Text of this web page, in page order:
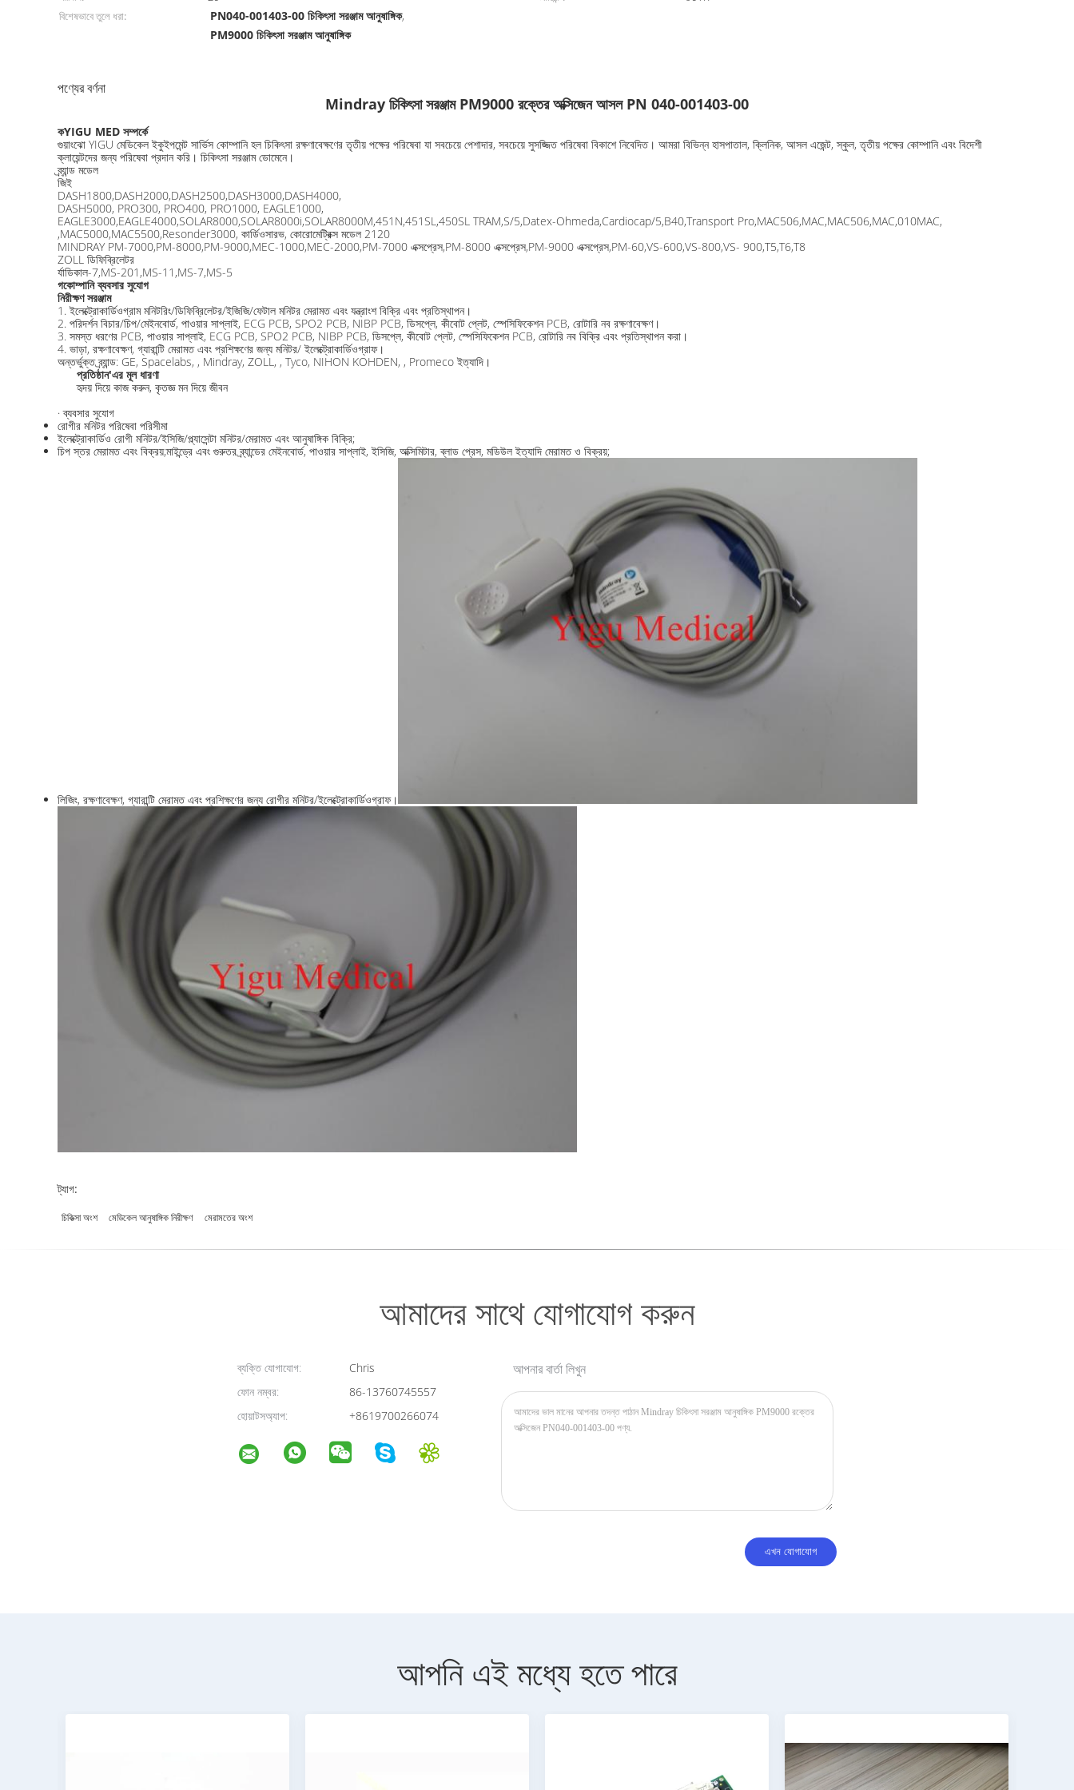
বিশেষভাবে তুলে ধরা:
PN040-001403-00 চিকিৎসা সরঞ্জাম আনুষাঙ্গিক,
PM9000 চিকিৎসা সরঞ্জাম আনুষাঙ্গিক
পণ্যের বর্ণনা
Mindray চিকিৎসা সরঞ্জাম PM9000 রক্তের অক্সিজেন আসল PN 040-001403-00
কYIGU MED সম্পর্কে
গুয়াংঝো YIGU মেডিকেল ইকুইপমেন্ট সার্ভিস কোম্পানি হল চিকিৎসা রক্ষণাবেক্ষণের তৃতীয় পক্ষের পরিষেবা যা সবচেয়ে পেশাদার, সবচেয়ে সুসজ্জিত পরিষেবা বিকাশে নিবেদিত। আমরা বিভিন্ন হাসপাতাল, ক্লিনিক, আসল এজেন্ট, স্কুল, তৃতীয় পক্ষের কোম্পানি এবং বিদেশী
ক্লায়েন্টদের জন্য পরিষেবা প্রদান করি। চিকিৎসা সরঞ্জাম ডোমেনে।
ব্র্যান্ড মডেল
জিই
DASH1800,DASH2000,DASH2500,DASH3000,DASH4000,
DASH5000, PRO300, PRO400, PRO1000, EAGLE1000,
EAGLE3000,EAGLE4000,SOLAR8000,SOLAR8000i,SOLAR8000M,451N,451SL,450SL TRAM,S/5,Datex-Ohmeda,Cardiocap/5,B40,Transport Pro,MAC506,MAC,MAC506,MAC,010MAC,
,MAC5000,MAC5500,Resonder3000, কার্ডিওসারভ, কোরোমেট্রিক্স মডেল 2120
MINDRAY PM-7000,PM-8000,PM-9000,MEC-1000,MEC-2000,PM-7000 এক্সপ্রেস,PM-8000 এক্সপ্রেস,PM-9000 এক্সপ্রেস,PM-60,VS-600,VS-800,VS- 900,T5,T6,T8
ZOLL ডিফিব্রিলেটর
র্যাডিকাল-7,MS-201,MS-11,MS-7,MS-5
গকোম্পানি ব্যবসার সুযোগ
নিরীক্ষণ সরঞ্জাম
1. ইলেক্ট্রোকার্ডিওগ্রাম মনিটরিং/ডিফিব্রিলেটর/ইজিজি/ফেটাল মনিটর মেরামত এবং যন্ত্রাংশ বিক্রি এবং প্রতিস্থাপন।
2. পরিদর্শন বিচার/চিপ/মেইনবোর্ড, পাওয়ার সাপ্লাই, ECG PCB, SPO2 PCB, NIBP PCB, ডিসপ্লে, কীবোট প্লেট, স্পেসিফিকেশন PCB, রোটারি নব রক্ষণাবেক্ষণ।
3. সমস্ত ধরণের PCB, পাওয়ার সাপ্লাই, ECG PCB, SPO2 PCB, NIBP PCB, ডিসপ্লে, কীবোট প্লেট, স্পেসিফিকেশন PCB, রোটারি নব বিক্রি এবং প্রতিস্থাপন করা।
4. ভাড়া, রক্ষণাবেক্ষণ, গ্যারান্টি মেরামত এবং প্রশিক্ষণের জন্য মনিটর/ ইলেক্ট্রোকার্ডিওগ্রাফ।
অন্তর্ভুক্ত ব্র্যান্ড: GE, Spacelabs, , Mindray, ZOLL, , Tyco, NIHON KOHDEN, , Promeco ইত্যাদি।
প্রতিষ্ঠান'এর মূল ধারণা
হৃদয় দিয়ে কাজ করুন, কৃতজ্ঞ মন দিয়ে জীবন
· ব্যবসার সুযোগ
রোগীর মনিটর পরিষেবা পরিসীমা
ইলেক্ট্রোকার্ডিও রোগী মনিটর/ইসিজি/প্ল্যাসেন্টা মনিটর/মেরামত এবং আনুষাঙ্গিক বিক্রি;
চিপ স্তর মেরামত এবং বিক্রয়;মাইন্ড্রে এবং গুরুতর ব্র্যান্ডের মেইনবোর্ড, পাওয়ার সাপ্লাই, ইসিজি, অক্সিমিটার, ব্লাড প্রেস, মডিউল ইত্যাদি মেরামত ও বিক্রয়;
লিজিং, রক্ষণাবেক্ষণ, গ্যারান্টি মেরামত এবং প্রশিক্ষণের জন্য রোগীর মনিটর/ইলেক্ট্রোকার্ডিওগ্রাফ।
ট্যাগ:
চিকিত্সা অংশ মেডিকেল আনুষাঙ্গিক নিরীক্ষণ মেরামতের অংশ
আমাদের সাথে যোগাযোগ করুন
ব্যক্তি যোগাযোগ:
Chris
ফোন নম্বর:
86-13760745557
হোয়াটসঅ্যাপ:
+8619700266074
আপনার বার্তা লিখুন
আপনি এই মধ্যে হতে পারে